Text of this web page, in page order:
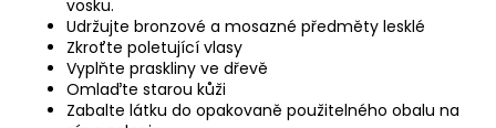
vosku.
Udržujte bronzové a mosazné předměty lesklé
Zkroťte poletující vlasy
Vyplňte praskliny ve dřevě
Omlaďte starou kůži
Zabalte látku do opakovaně použitelného obalu na